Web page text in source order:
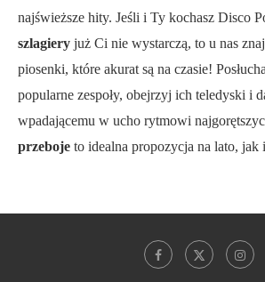
najświeższe hity. Jeśli i Ty kochasz Disco
szlagiery już Ci nie wystarczą, to u nas
piosenki, które akurat są na czasie!
popularne zespoły, obejrzyj ich teledyski i
wpadającemu w ucho rytmowi
przeboje to idealna propozycja na lato, jak